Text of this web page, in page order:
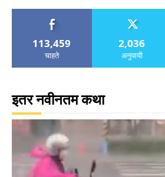
113,459
चाहते
2,036
अनुयायी
इतर नवीनतम कथा